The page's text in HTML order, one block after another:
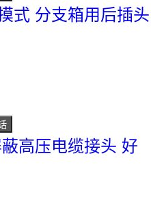
式 分支箱用后插头
高压电缆接头 好